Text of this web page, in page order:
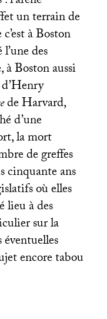
un terrain de
à Boston
des
à Boston aussi
de Harvard,
d’une
la mort
de greffes
cinquante ans
où elles
lieu à des
sur la
encore tabou